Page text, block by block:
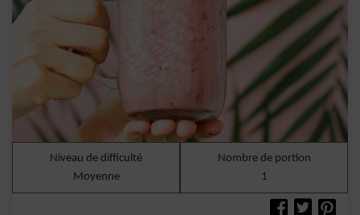
Niveau de difficulté
Moyenne
Nombre de portion
1